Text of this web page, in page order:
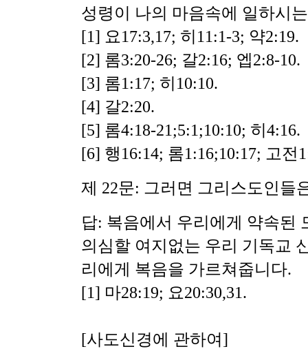
성령이 나의 마음속에 일하시
[1] 요17:3,17; 히11:1-3; 약2:19.
[2] 롬3:20-26; 갈2:16; 엡2:8-10.
[3] 롬1:17; 히10:10.
[4] 갈2:20.
[5] 롬4:18-21;5:1;10:10; 히4:16.
[6] 행16:14; 롬1:16;10:17; 고전
제 22문: 그러면 그리스도인들
답: 복음에서 우리에게 약속된
의심할 여지없는 우리 기독교
리에게 복음을 가르쳐줍니다.
[1] 마28:19; 요20:30,31.
[사도신경에 관하여]